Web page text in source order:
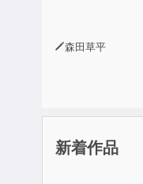
森田草平
新着作品